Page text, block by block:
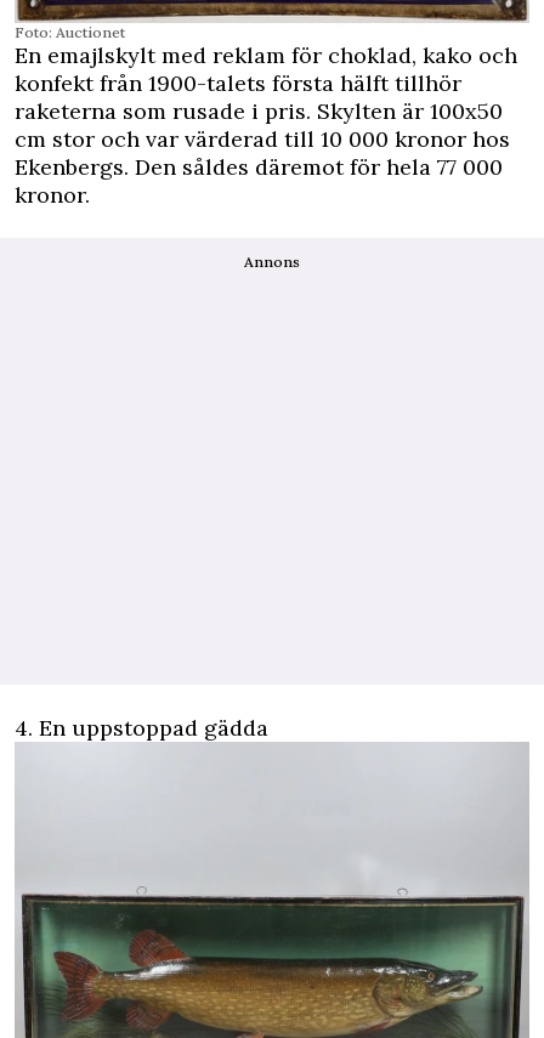
Foto: Auctionet
En emajlskylt med reklam för choklad, kako och
konfekt från 1900-talets första hälft tillhör
raketerna som rusade i pris. Skylten är 100x50
cm stor och var värderad till 10 000 kronor hos
Ekenbergs. Den såldes däremot för hela 77 000
kronor.
Annons
4. En uppstoppad gädda